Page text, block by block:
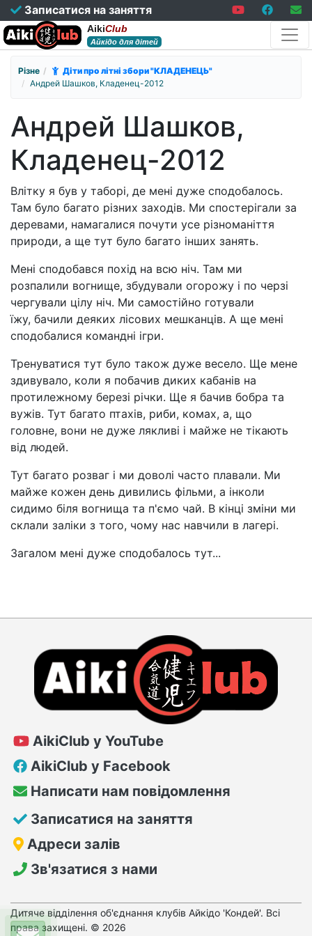
Записатися на заняття
AikiClub
Айкідо для дітей
Різне
Діти про літні збори "КЛАДЕНЕЦЬ"
Андрей Шашков, Кладенец-2012
Андрей Шашков,
Кладенец-2012
Влітку я був у таборі, де мені дуже сподобалось.
Там було багато різних заходів. Ми спостерігали за
деревами, намагалися почути усе різноманіття
природи, а ще тут було багато інших занять.
Мені сподобався похід на всю ніч. Там ми
розпалили вогнище, збудували огорожу і по черзі
чергували цілу ніч. Ми самостійно готували
їжу, бачили деяких лісових мешканців. А ще мені
сподобалися командні ігри.
Тренуватися тут було також дуже весело. Ще мене
здивувало, коли я побачив диких кабанів на
протилежному березі річки. Ще я бачив бобра та
вужів. Тут багато птахів, риби, комах, а, що
головне, вони не дуже лякливі і майже не тікають
від людей.
Тут багато розваг і ми доволі часто плавали. Ми
майже кожен день дивились фільми, а інколи
сидимо біля вогнища та п'ємо чай. В кінці зміни ми
склали заліки з того, чому нас навчили в лагері.
Загалом мені дуже сподобалось тут...
AikiClub у YouTube
AikiClub у Facebook
Написати нам повідомлення
Записатися на заняття
Адреси залів
Зв'язатися з нами
Дитяче відділення об'єднання клубів Айкідо 'Кондей'. Всі
права захищені. © 2026